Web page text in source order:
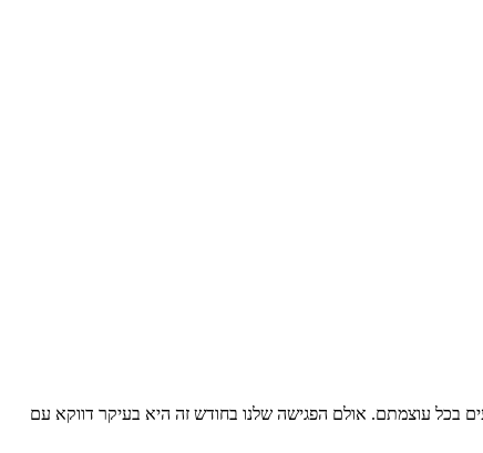
בכל עוצמתם. אולם הפגישה שלנו בחודש זה היא בעיקר דווקא עם